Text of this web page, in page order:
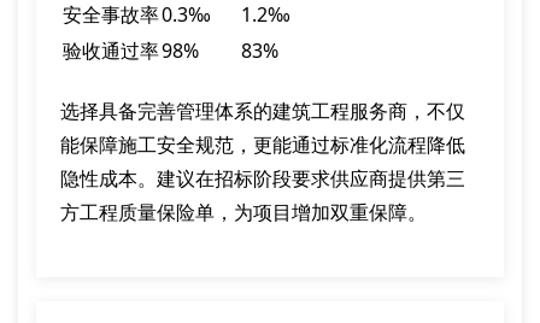
安全事故率0.3‰
1.2‰
验收通过率98% 83%
选择具备完善管理体系的建筑工程服务商，不仅
能保障施工安全规范，更能通过标准化流程降低
隐性成本。建议在招标阶段要求供应商提供第三
方工程质量保险单，为项目增加双重保障。